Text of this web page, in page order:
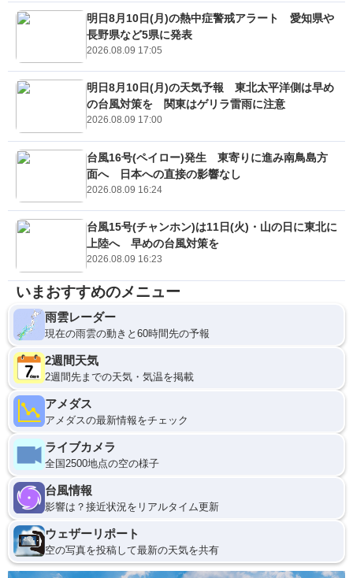
明日8月10日(月)の熱中症警戒アラート 愛知県や
長野県など5県に発表
2026.08.09 17:05
明日8月10日(月)の天気予報 東北太平洋側は早め
の台風対策を 関東はゲリラ雷雨に注意
2026.08.09 17:00
台風16号(ペイロー)発生 東寄りに進み南鳥島方
面へ 日本への直接の影響なし
2026.08.09 16:24
台風15号(チャンホン)は11日(火)・山の日に東北に
上陸へ 早めの台風対策を
2026.08.09 16:23
いまおすすめのメニュー
雨雲レーダー
現在の雨雲の動きと60時間先の予報
2週間天気
2週間先までの天気・気温を掲載
アメダス
アメダスの最新情報をチェック
ライブカメラ
全国2500地点の空の様子
台風情報
影響は？接近状況をリアルタイム更新
ウェザーリポート
空の写真を投稿して最新の天気を共有